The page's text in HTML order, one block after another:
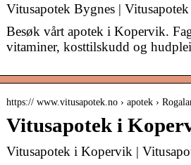
Vitusapotek Bygnes | Vitusapotek
Besøk vårt apotek i Kopervik.
vitaminer, kosttilskudd og
https:// www.vitusapotek.no › apotek ›
Vitusapotek i
Vitusapotek i Kopervik |